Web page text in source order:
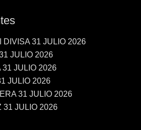
DIVISA 31 JULIO 2026
JULIO 2026
31 JULIO 2026
JULIO 2026
31 JULIO 2026
31 JULIO 2026